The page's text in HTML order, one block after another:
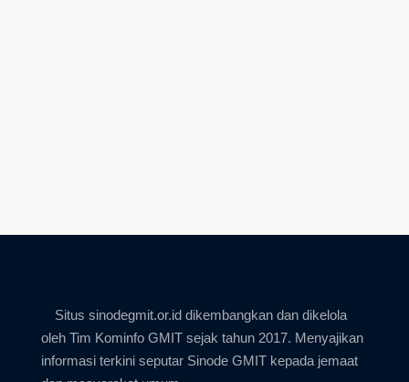
Situs sinodegmit.or.id dikembangkan dan dikelola
oleh Tim Kominfo GMIT sejak tahun 2017. Menyajikan
informasi terkini seputar Sinode GMIT kepada jemaat